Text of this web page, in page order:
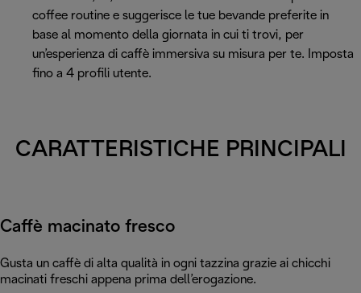
coffee routine e suggerisce le tue bevande preferite in
base al momento della giornata in cui ti trovi, per
un’esperienza di caffè immersiva su misura per te. Imposta
fino a 4 profili utente.
CARATTERISTICHE PRINCIPALI
Caffè macinato fresco
Gusta un caffè di alta qualità in ogni tazzina grazie ai chicchi
macinati freschi appena prima dell’erogazione.